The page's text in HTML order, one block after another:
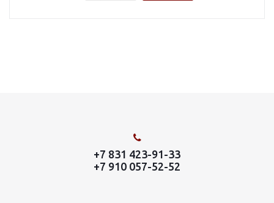
+7 831 423-91-33
+7 910 057-52-52